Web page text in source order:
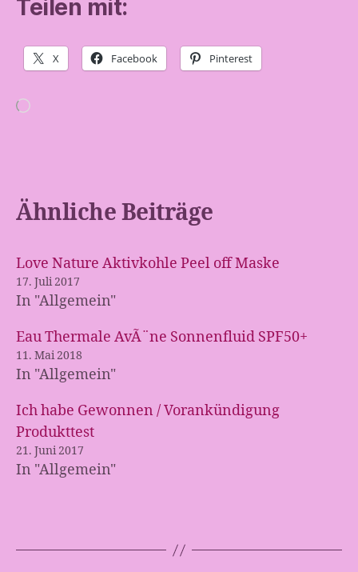
Teilen mit:
X Facebook Pinterest
Ähnliche Beiträge
Love Nature Aktivkohle Peel off Maske
17. Juli 2017
In "Allgemein"
Eau Thermale AvÃ¨ne Sonnenfluid SPF50+
11. Mai 2018
In "Allgemein"
Ich habe Gewonnen / Vorankündigung
Produkttest
21. Juni 2017
In "Allgemein"